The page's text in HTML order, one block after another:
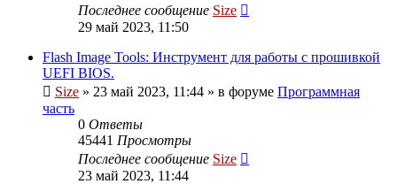
Последнее сообщение Size
29 май 2023, 11:50
Flash Image Tools: Инструмент для работы с прошивкой
UEFI BIOS.
Size » 23 май 2023, 11:44 » в форуме Программная
часть
0 Ответы
45441 Просмотры
Последнее сообщение Size
23 май 2023, 11:44